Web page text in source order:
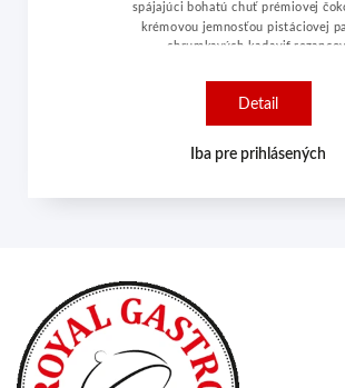
Iba pre prihlásených
Detail
spájajúci bohatú chuť prémiovej
krémovou jemnosťou pistáciovej
chrumkavých kadayif rezancov.